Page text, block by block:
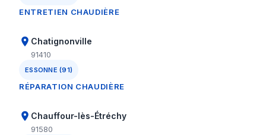
ENTRETIEN CHAUDIÈRE
Chatignonville
91410
ESSONNE (91)
RÉPARATION CHAUDIÈRE
Chauffour-lès-Étréchy
91580